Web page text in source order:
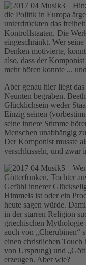
die Politik in Europa
unterdrückten das
Kontrollstaaten. Die
eingeschränkt. Wer
Denken motivierte,
also, dass der
mehr hören konnte ...
Aber genau hier liegt
Neunten begraben.
Glücklichsein weder
Einzig seinen
seine innere Stimme
Menschen unabhängig
Der Komponist musste
verschlüsseln, und zwar
Götterfunken, Tochter
Gefühl innerer
Himmels ist oder ein
heute sagen würde.
in der starren Religion
griechischen Mythologie
auch von „Cherubinen“
einen christlichen Touch
von Ursprung) und
erzeugen. Aber wie?